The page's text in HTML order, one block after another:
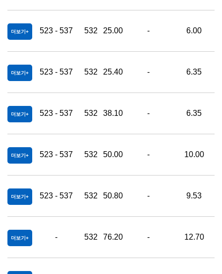
더보기 523 - 537 532 25.00 - 6.00
더보기 523 - 537 532 25.40 - 6.35
더보기 523 - 537 532 38.10 - 6.35
더보기 523 - 537 532 50.00 - 10.00
더보기 523 - 537 532 50.80 - 9.53
더보기 - 532 76.20 - 12.70